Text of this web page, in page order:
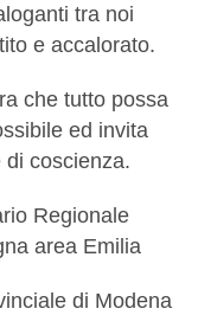
tra noi
e accalorato.
che tutto possa
ed invita
coscienza.
Regionale
area Emilia
di Modena